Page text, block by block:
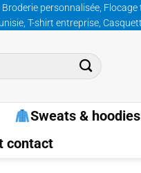
personnalisée,
T-shirt entreprise,
Sweats &
contact